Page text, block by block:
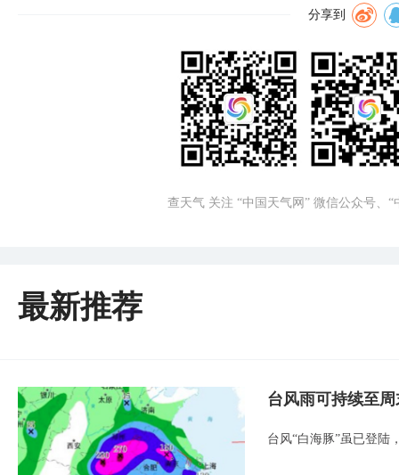
分享到
查天气 关注 “中国天气网” 微信公众号、
最新推荐
台风雨可持续至
台风“白海豚”虽已登陆